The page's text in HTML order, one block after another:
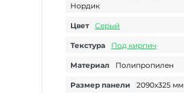
Нордик
Цвет Серый
Текстура Под кирпич
Материал Полипропилен
Размер панели 2090х325 мм